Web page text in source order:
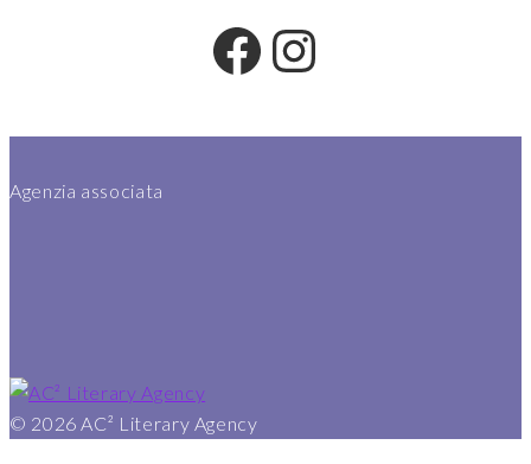
Facebook
Instagram
Agenzia associata
© 2026AC² Literary Agency